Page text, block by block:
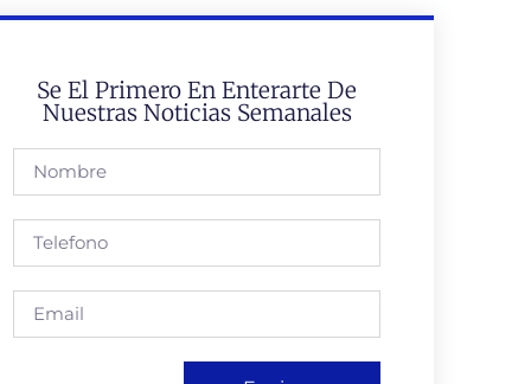
Se El Primero En Enterarte De
Nuestras Noticias Semanales